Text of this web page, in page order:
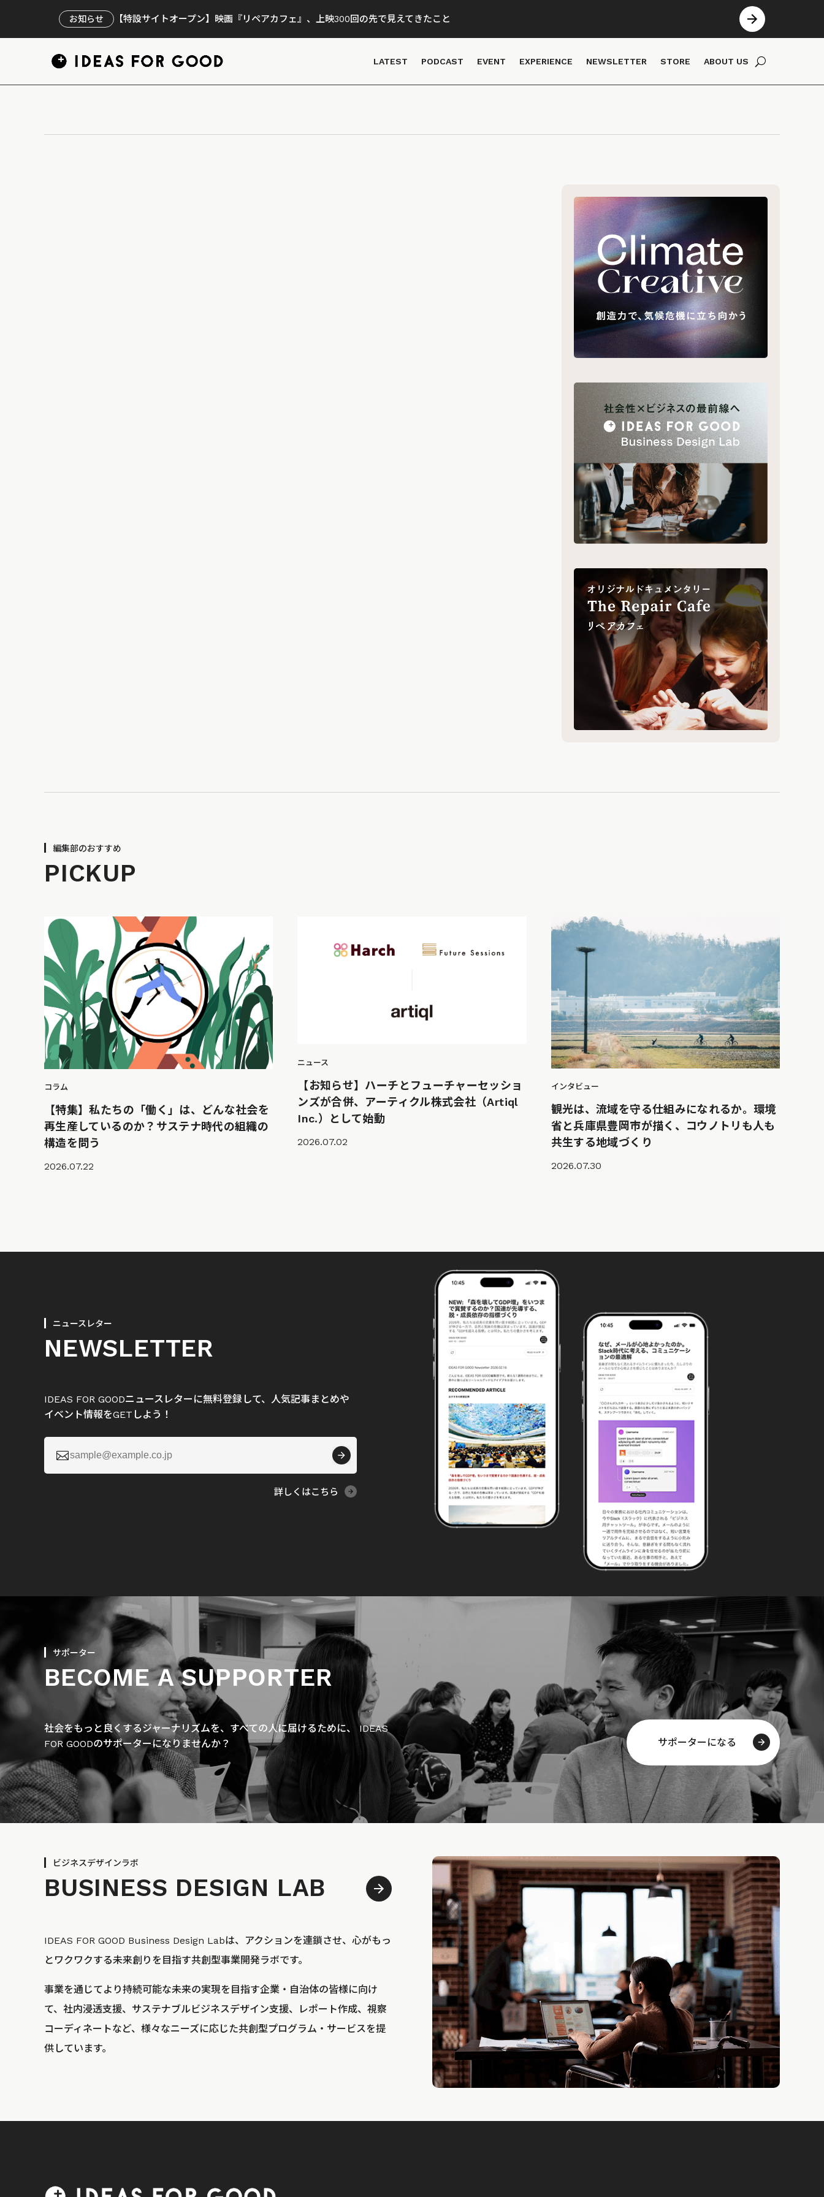
お知らせ 【特設サイトオープン】映画『リペアカフェ』、上映300回の先で見えてきたこと
LATEST PODCAST EVENT EXPERIENCE NEWSLETTER STORE ABOUT US
編集部のおすすめ
PICKUP
コラム
【特集】私たちの「働く」は、どんな社会を
再生産しているのか？サステナ時代の組織の
構造を問う
2026.07.22
ニュース
【お知らせ】ハーチとフューチャーセッショ
ンズが合併、アーティクル株式会社（Artiql
Inc.）として始動
2026.07.02
インタビュー
観光は、流域を守る仕組みになれるか。環境
省と兵庫県豊岡市が描く、コウノトリも人も
共生する地域づくり
2026.07.30
ニュースレター
NEWSLETTER
IDEAS FOR GOODニュースレターに無料登録して、人気記事まとめや
イベント情報をGETしよう！

詳しくはこちら
サポーター
BECOME A SUPPORTER
社会をもっと良くするジャーナリズムを、すべての人に届けるために、 IDEAS
FOR GOODのサポーターになりませんか？
サポーターになる
ビジネスデザインラボ
BUSINESS DESIGN LAB
IDEAS FOR GOOD Business Design Labは、アクションを連鎖させ、心がもっ
とワクワクする未来創りを目指す共創型事業開発ラボです。
事業を通じてより持続可能な未来の実現を目指す企業・自治体の皆様に向け
て、社内浸透支援、サステナブルビジネスデザイン支援、レポート作成、視察
コーディネートなど、様々なニーズに応じた共創型プログラム・サービスを提
供しています。